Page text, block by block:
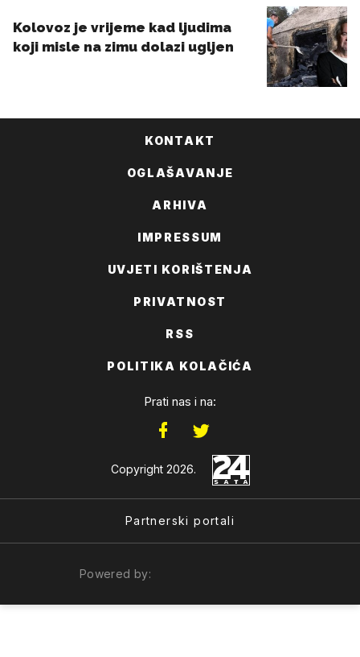
KONTAKT
OGLAŠAVANJE
ARHIVA
IMPRESSUM
UVJETI KORIŠTENJA
PRIVATNOST
RSS
POLITIKA KOLAČIĆA
Prati nas i na:
Copyright 2026.
Partnerski portali
Powered by: